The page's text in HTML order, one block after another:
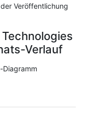
Veröffentlichung
Verlauf